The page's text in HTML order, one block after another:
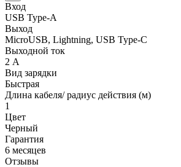
Вход
USB Type-A
Выход
MicroUSB, Lightning, USB Type-C
Выходной ток
2 А
Вид зарядки
Быстрая
Длина кабеля/ радиус действия (м)
1
Цвет
Черный
Гарантия
6 месяцев
Отзывы